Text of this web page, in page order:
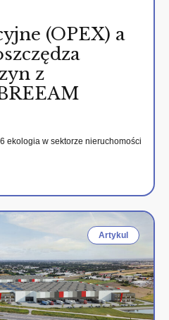
(OPEX) a
z
ekologia w sektorze nieruchomości
Artykul